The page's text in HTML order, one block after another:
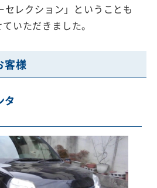
レクション」ということも
いただきました。
客様
タ